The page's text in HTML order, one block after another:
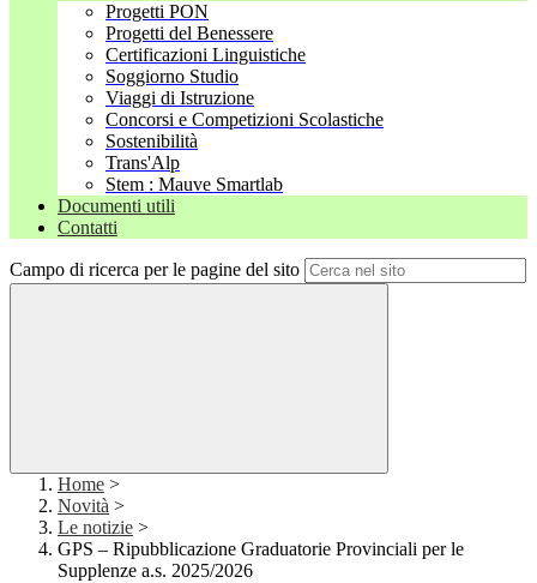
Progetti PON
Progetti del Benessere
Certificazioni Linguistiche
Soggiorno Studio
Viaggi di Istruzione
Concorsi e Competizioni Scolastiche
Sostenibilità
Trans'Alp
Stem : Mauve Smartlab
Documenti utili
Contatti
Campo di ricerca per le pagine del sito
Home >
Novità >
Le notizie >
GPS – Ripubblicazione Graduatorie Provinciali per le
Supplenze a.s. 2025/2026